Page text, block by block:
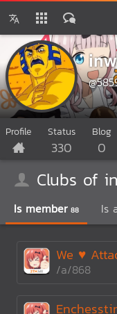
Profile Status
330
Blog
0
Clubs of
Is member 88 Is
We ♥
/a/868